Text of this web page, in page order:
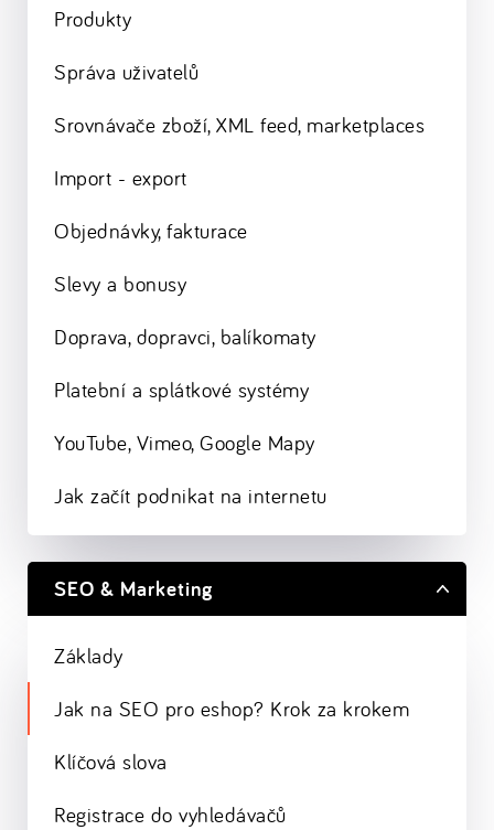
Produkty
Správa uživatelů
Srovnávače zboží, XML feed, marketplaces
Import - export
Objednávky, fakturace
Slevy a bonusy
Doprava, dopravci, balíkomaty
Platební a splátkové systémy
YouTube, Vimeo, Google Mapy
Jak začít podnikat na internetu
SEO & Marketing
Základy
Jak na SEO pro eshop? Krok za krokem
Klíčová slova
Registrace do vyhledávačů